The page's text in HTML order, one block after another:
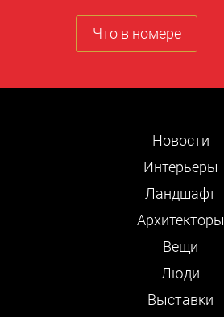
Что в номере
Новости
Интерьеры
Ландшафт
Архитекторы
Вещи
Люди
Выставки